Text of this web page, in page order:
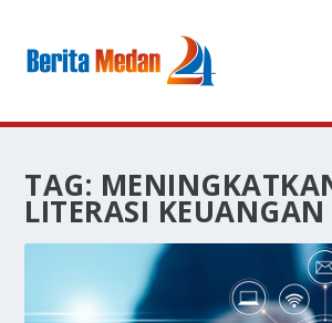
TAG:
LITERASI KEUANGAN